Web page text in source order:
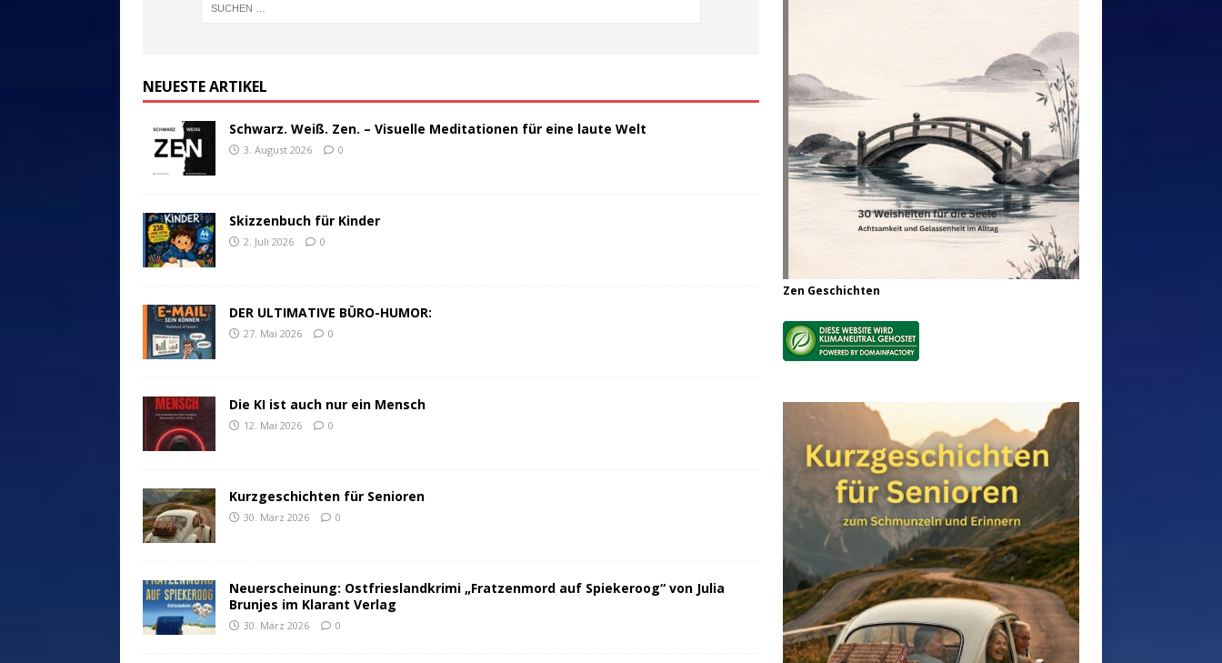
NEUESTE ARTIKEL
Schwarz. Weiß. Zen. – Visuelle Meditationen für eine laute Welt
3. August 2026 0
Skizzenbuch für Kinder
2. Juli 2026 0
DER ULTIMATIVE BÜRO-HUMOR:
27. Mai 2026 0
Die KI ist auch nur ein Mensch
12. Mai 2026 0
Kurzgeschichten für Senioren
30. März 2026 0
Neuerscheinung: Ostfrieslandkrimi „Fratzenmord auf Spiekeroog“ von Julia
Brunjes im Klarant Verlag
30. März 2026 0
Zen Geschichten